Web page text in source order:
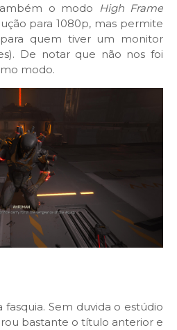
o modo High Frame
para 1080p, mas permite
quem tiver um monitor
De notar que não nos foi
modo.
fasquia. Sem duvida o estúdio
bastante o título anterior e